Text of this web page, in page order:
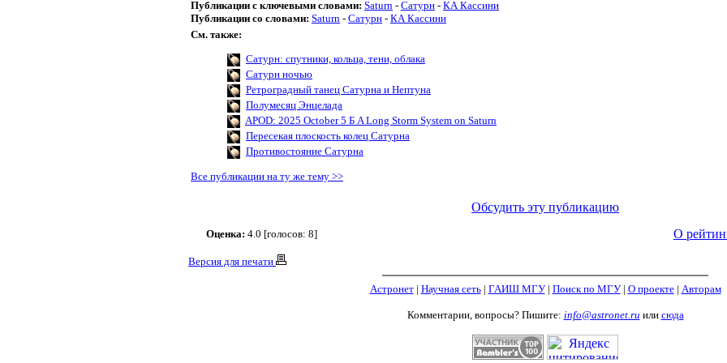
Публикации с ключевыми словами: Saturn - Сатурн - КА Кассини
Публикации со словами: Saturn - Сатурн - КА Кассини
См. также:
Сатурн: спутники, кольца, тени, облака
Сатурн ночью
Ретроградный танец Сатурна и Нептуна
Полумесяц Энцелада
APOD: 2025 October 5 Б A Long Storm System on Saturn
Пересекая плоскость колец Сатурна
Противостояние Сатурна
Все публикации на ту же тему >>
Обсудить эту публикацию
Оценка: 4.0 [голосов: 8] О
Версия для печати
Астронет| Научная сеть| ГАИШ МГУ| Поиск по МГУ| О проекте| Авторам
Комментарии, вопросы? Пишите: info@astronet.ru или сюда